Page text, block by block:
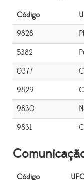
Código
9828
5382
0377
9829
9830
9831
Código